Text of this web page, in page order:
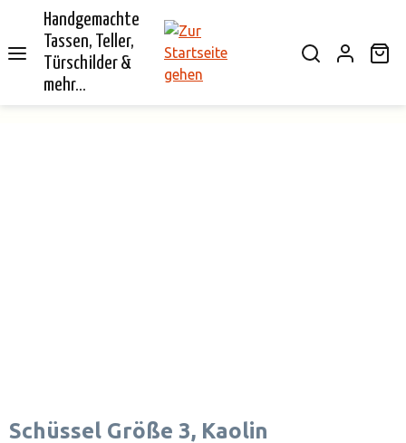
springen
Handgemachte
Tassen, Teller,
Türschilder &
mehr...
Schüssel Größe 3, Kaolin